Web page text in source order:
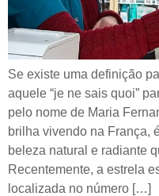
Se existe uma definição
aquele “je ne sais quoi”
pelo nome de Maria
brilha vivendo na França,
beleza natural e radiante
Recentemente, a estrela
localizada no número […]